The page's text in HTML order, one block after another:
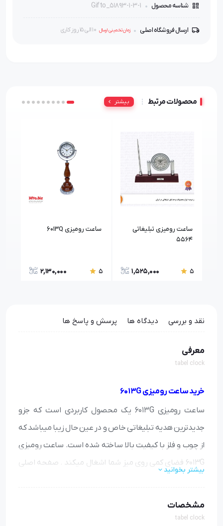
شناسه محصول Gifto_51893-1-3-1
ارسال فروشگاه اصلی زمان تخمینی ارسال
محصولات مرتبط بیشتر
ساعت رومیزی تبلیغاتی
5564
5
1,525,000
ساعت رومیزی 6013Q
5
2,130,000
نقد و بررسی دیدگاه ها پرسش و پاسخ ها
معرفی
tabel clock
خرید ساعت رومیزی 6013G
ساعت رومیزی 6013G یک محصول کاربردی است که جزو
جدیدترین هدیه تبلیغاتی خاص و در عین حال زیبا میباشد که
از چوب و فلز با کیفیت بالا ساخته شده است. ساعت رومیزی
6013G فضای کمی روی میز شما اشغال میکند . صفحه اصلی
کار می کند به هیچ عنوان صدای مزاحمی را برای شما ایجاد
بیشتر بخوانید
مشخصات
tabel clock